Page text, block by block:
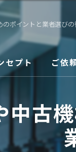
ポイントと業者選びの
セプト ご依
中古